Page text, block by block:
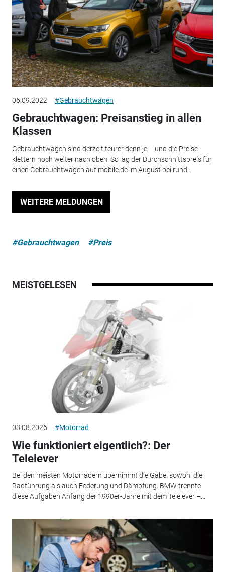
06.09.2022 #Gebrauchtwagen
Gebrauchtwagen: Preisanstieg in allen
Klassen
Gebrauchtwagen sind derzeit teurer denn je – und die Preise
klettern noch weiter nach oben. So lag der Durchschnittspreis für
einen Gebrauchtwagen auf mobile.de im August bei rund...
WEITERE MELDUNGEN
#Gebrauchtwagen #Preis
MEISTGELESEN
03.08.2026 #Motorrad
Wie funktioniert eigentlich?: Der
Telelever
Bei den meisten Motorrädern übernimmt die Gabel sowohl die
Radführung als auch Federung und Dämpfung. BMW trennte
diese Aufgaben Anfang der 1990er-Jahre mit dem Telelever –...